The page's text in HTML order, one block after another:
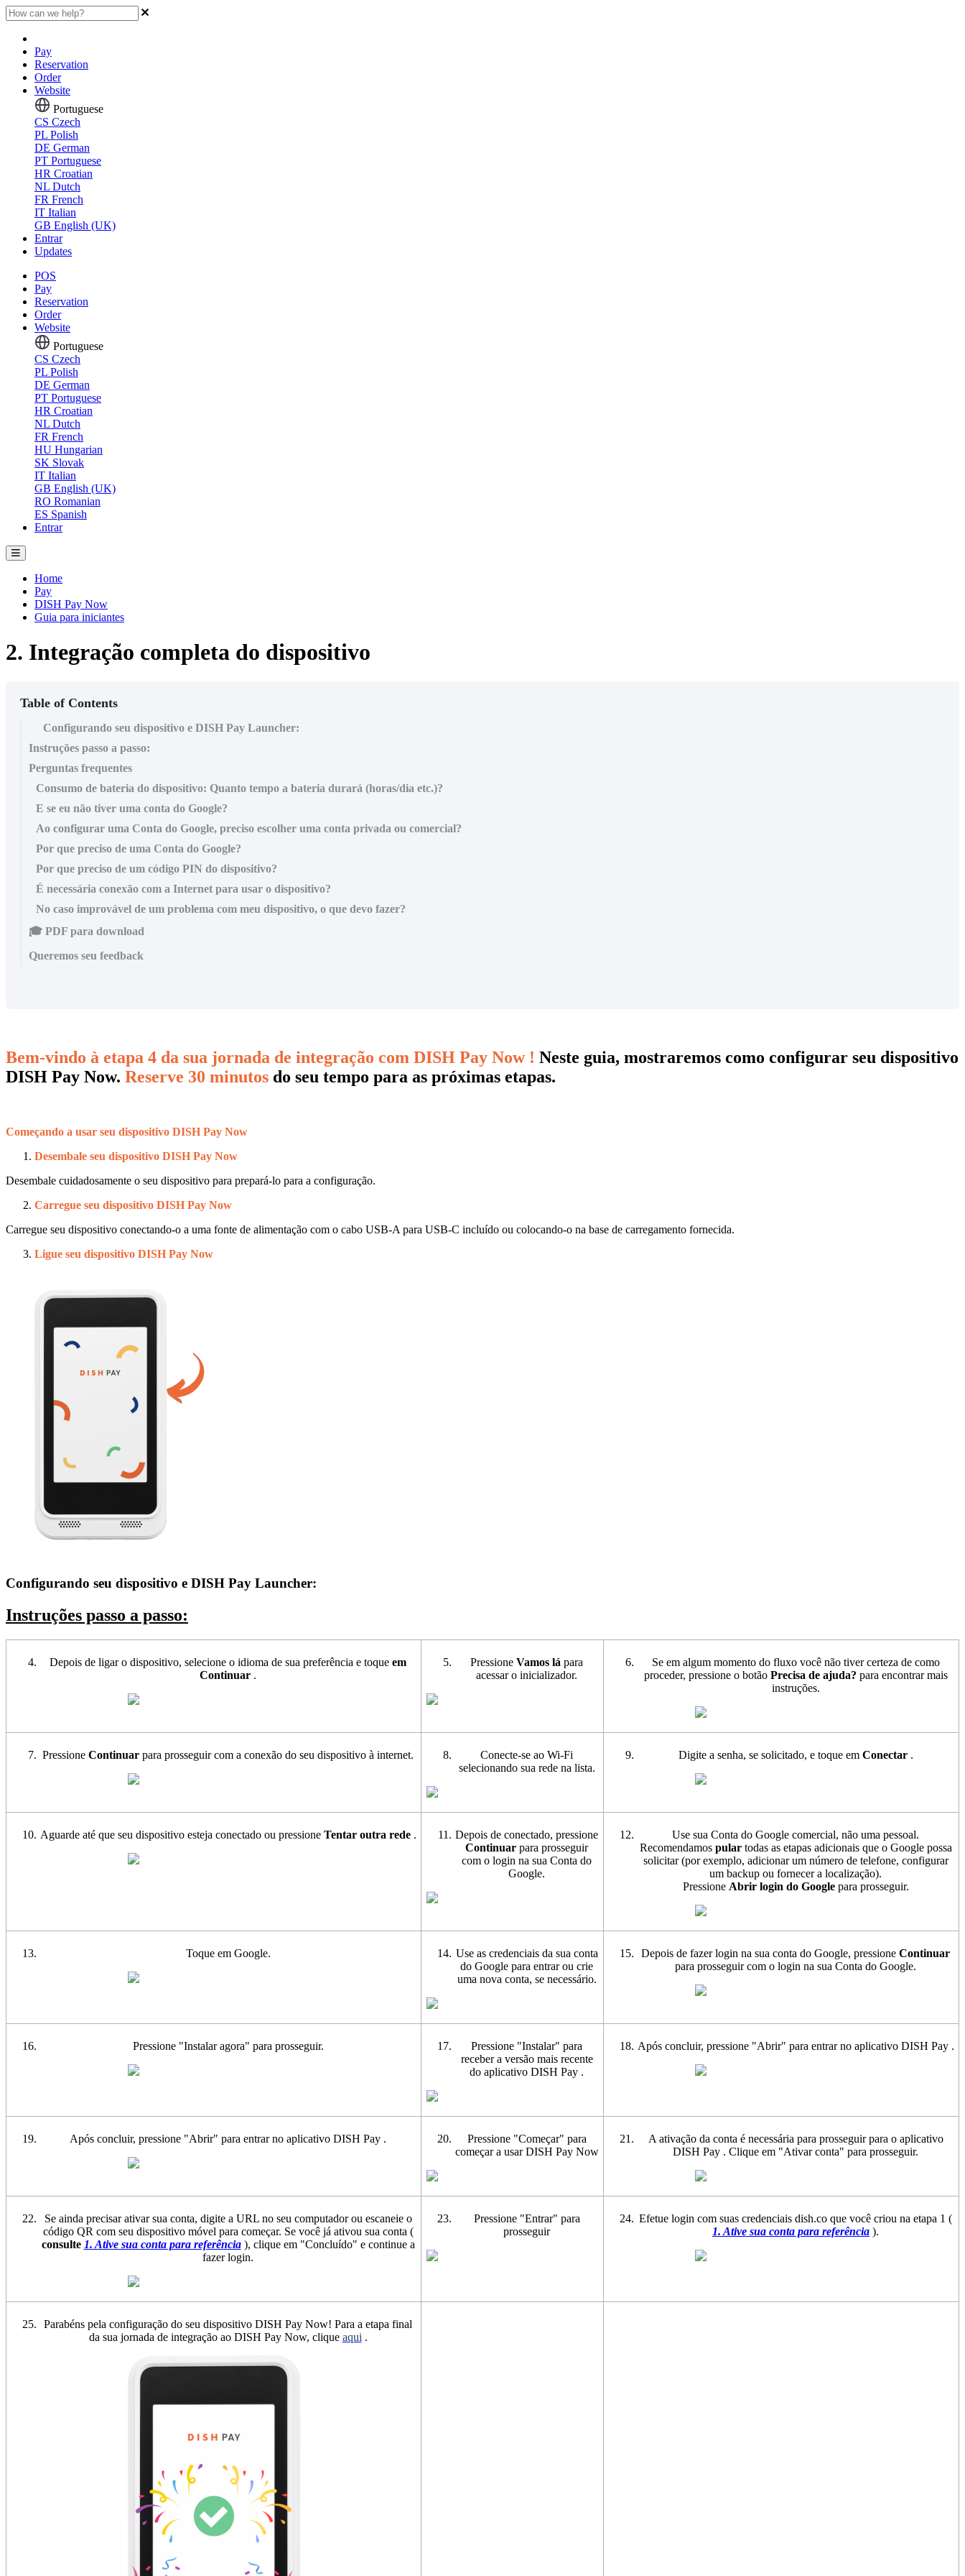
Pay
Reservation
Order
Website
Portuguese
CS Czech
PL Polish
DE German
PT Portuguese
HR Croatian
NL Dutch
FR French
IT Italian
GB English (UK)
Entrar
Updates
POS
Pay
Reservation
Order
Website
Portuguese
CS Czech
PL Polish
DE German
PT Portuguese
HR Croatian
NL Dutch
FR French
HU Hungarian
SK Slovak
IT Italian
GB English (UK)
RO Romanian
ES Spanish
Entrar
Home
Pay
DISH Pay Now
Guia para iniciantes
2. Integração completa do dispositivo
Table of Contents
Configurando seu dispositivo e DISH Pay Launcher:
Instruções passo a passo:
Perguntas frequentes
Consumo de bateria do dispositivo: Quanto tempo a bateria durará (horas/dia etc.)?
E se eu não tiver uma conta do Google?
Ao configurar uma Conta do Google, preciso escolher uma conta privada ou comercial?
Por que preciso de uma Conta do Google?
Por que preciso de um código PIN do dispositivo?
É necessária conexão com a Internet para usar o dispositivo?
No caso improvável de um problema com meu dispositivo, o que devo fazer?
🎓 PDF para download
Queremos seu feedback
Bem-vindo à etapa 4 da sua jornada de integração com DISH Pay Now! Neste guia, mostraremos como configurar seu dispositivo
DISH Pay Now. Reserve 30 minutos do seu tempo para as próximas etapas.
Começando a usar seu dispositivo DISH Pay Now
Desembale seu dispositivo DISH Pay Now
Desembale cuidadosamente o seu dispositivo para prepará-lo para a configuração.
Carregue seu dispositivo DISH Pay Now
Carregue seu dispositivo conectando-o a uma fonte de alimentação com o cabo USB-A para USB-C incluído ou colocando-o na base de carregamento fornecida.
Ligue seu dispositivo DISH Pay Now
Configurando seu dispositivo e DISH Pay Launcher:
Instruções passo a passo:
Depois de ligar o dispositivo, selecione o idioma de sua preferência e toque em
Continuar .
Pressione Vamos lá para
acessar o inicializador.
Se em algum momento do fluxo você não tiver certeza de como
proceder, pressione o botão Precisa de ajuda? para encontrar mais
instruções.
Pressione Continuar para prosseguir com a conexão do seu dispositivo à internet.
Conecte-se ao Wi-Fi
selecionando sua rede na lista.
Digite a senha, se solicitado, e toque em Conectar.
Aguarde até que seu dispositivo esteja conectado ou pressione Tentar outra rede.
Depois de conectado, pressione
Continuar para prosseguir
com o login na sua Conta do
Google.
Use sua Conta do Google comercial, não uma pessoal.
Recomendamos pulartodas as etapas adicionais que o Google possa
solicitar (por exemplo, adicionar um número de telefone, configurar
um backup ou fornecer a localização).
Pressione Abrir login do Googlepara prosseguir.
Toque em Google.
Use as credenciais da sua conta
do Google para entrar ou crie
uma nova conta, se necessário.
Depois de fazer login na sua conta do Google, pressione Continuar
para prosseguir com o login na sua Conta do Google.
Pressione "Instalar agora" para prosseguir.
Pressione "Instalar" para
receber a versão mais recente
do aplicativo DISH Pay .
Após concluir, pressione "Abrir" para entrar no aplicativo DISH Pay .
Após concluir, pressione "Abrir" para entrar no aplicativo DISH Pay .
Pressione "Começar" para
começar a usar DISH Pay Now
A ativação da conta é necessária para prosseguir para o aplicativo
DISH Pay . Clique em "Ativar conta" para prosseguir.
Se ainda precisar ativar sua conta, digite a URL no seu computador ou escaneie o
código QR com seu dispositivo móvel para começar. Se você já ativou sua conta (
consulte 1. Ative sua conta para referência), clique em "Concluído" e continue a
fazer login.
Pressione "Entrar" para
prosseguir
Efetue login com suas credenciais dish.co que você criou na etapa 1 (
1. Ative sua conta para referência ).
Parabéns pela configuração do seu dispositivo DISH Pay Now! Para a etapa final
da sua jornada de integração ao DISH Pay Now, clique aqui .